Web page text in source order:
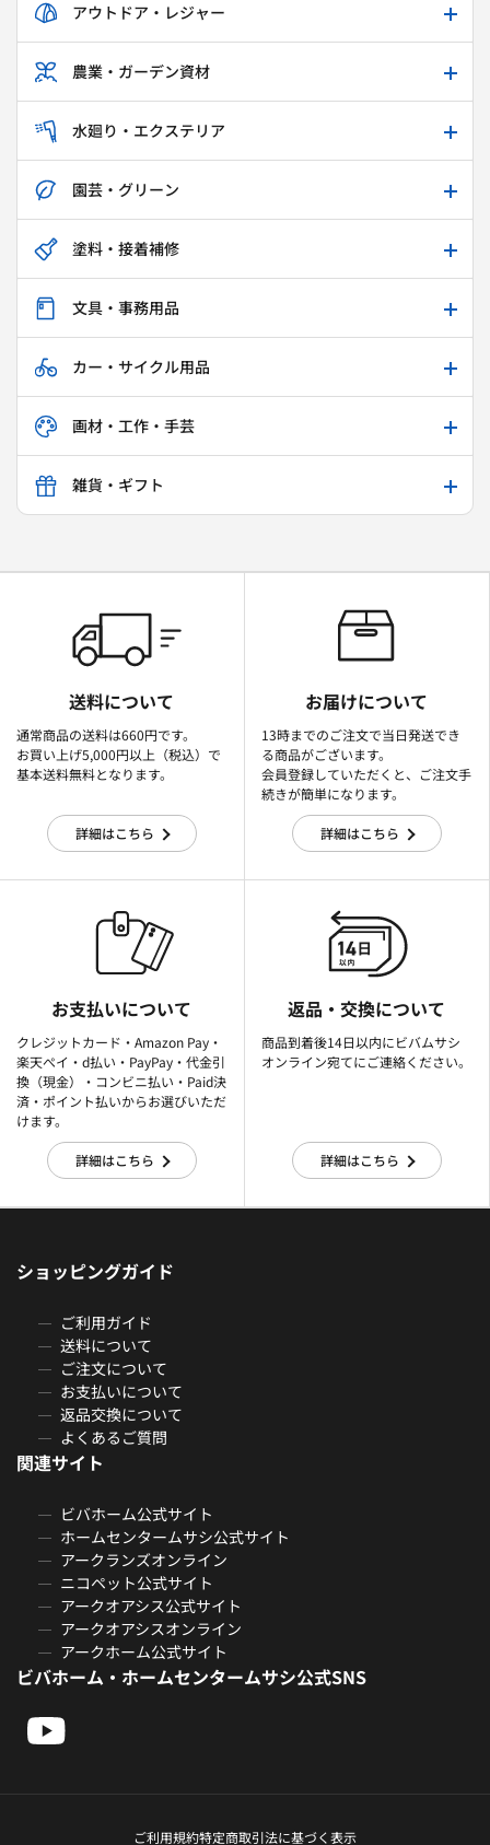
アウトドア・レジャー
農業・ガーデン資材
水廻り・エクステリア
園芸・グリーン
塗料・接着補修
文具・事務用品
カー・サイクル用品
画材・工作・手芸
雑貨・ギフト
送料について
通常商品の送料は660円です。
お買い上げ5,000円以上（税込）で
基本送料無料となります。
詳細はこちら
お届けについて
13時までのご注文で当日発送でき
る商品がございます。
会員登録していただくと、ご注文手
続きが簡単になります。
詳細はこちら
お支払いについて
クレジットカード・Amazon Pay・
楽天ぺイ・d払い・PayPay・代金引
換（現金）・コンビニ払い・Paid決
済・ポイント払いからお選びいただ
けます。
詳細はこちら
返品・交換について
商品到着後14日以内にビバムサシ
オンライン宛てにご連絡ください。
詳細はこちら
ショッピングガイド
ご利用ガイド
送料について
ご注文について
お支払いについて
返品交換について
よくあるご質問
関連サイト
ビバホーム公式サイト
ホームセンタームサシ公式サイト
アークランズオンライン
ニコペット公式サイト
アークオアシス公式サイト
アークオアシスオンライン
アークホーム公式サイト
ビバホーム・ホームセンタームサシ公式SNS
ご利用規約特定商取引法に基づく表示